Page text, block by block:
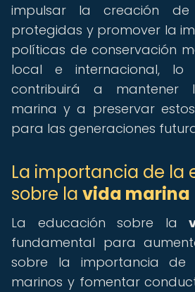
impulsar la creación de
protegidas y promover la
políticas de conservación
local e internacional,
contribuirá a mantener
marina y a preservar
para las generaciones
La importancia de la
sobre la vida marina
La educación sobre la
fundamental para
sobre la importancia de
marinos y fomentar